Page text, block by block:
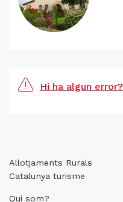
Hi ha algun error?
Allotjaments Rurals
Catalunya turisme
Qui som?